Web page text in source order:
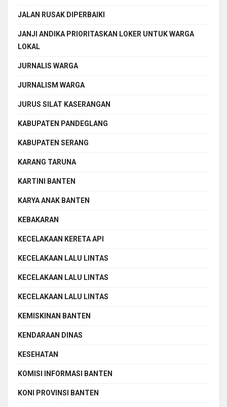
JALAN RUSAK DIPERBAIKI
JANJI ANDIKA PRIORITASKAN LOKER UNTUK WARGA
LOKAL
JURNALIS WARGA
JURNALISM WARGA
JURUS SILAT KASERANGAN
KABUPATEN PANDEGLANG
KABUPATEN SERANG
KARANG TARUNA
KARTINI BANTEN
KARYA ANAK BANTEN
KEBAKARAN
KECELAKAAN KERETA API
KECELAKAAN LALU LINTAS
KECELAKAAN LALU LINTAS
KECELAKAAN LALU LINTAS
KEMISKINAN BANTEN
KENDARAAN DINAS
KESEHATAN
KOMISI INFORMASI BANTEN
KONI PROVINSI BANTEN